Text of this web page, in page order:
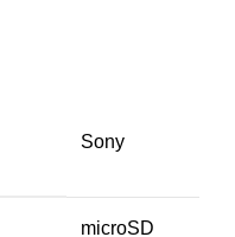
Sony
microSD